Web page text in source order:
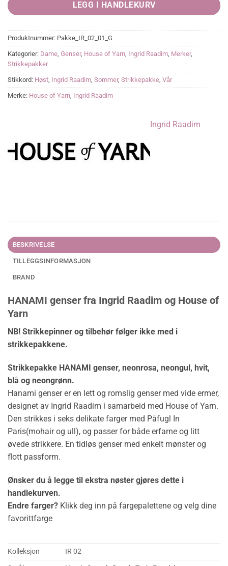
LEGG I HANDLEKURV
Produktnummer: Pakke_IR_02_01_G
Kategorier: Dame, Genser, House of Yarn, Ingrid Raadim, Merker,
Strikkepakker
Stikkord: Høst, Ingrid Raadim, Sommer, Strikkepakke, Vår
Merke: House of Yarn, Ingrid Raadim
Ingrid Raadim
BESKRIVELSE
TILLEGGSINFORMASJON
BRAND
HANAMI genser fra Ingrid Raadim og House of
Yarn
NB! Strikkepinner og tilbehør følger ikke med i
strikkepakkene.
Strikkepakke HANAMI genser, neonrosa, neongul, hvit,
blå og neongrønn.
Hanami genser er en lett og romslig genser med vide ermer,
designet av Ingrid Raadim i samarbeid med House of Yarn.
Den strikkes i seks delikate farger med Påfugl In
Paris(mohair og ull), og passer for både erfarne og litt
øvede strikkere. En tidløs genser med enkelt mønster og
flott passform.
Ønsker du å legge til ekstra nøster gjøres dette i
handlekurven.
Endre farger? Klikk deg inn på fargepalettene og velg dine
favorittfarge
Kolleksjon
IR 02